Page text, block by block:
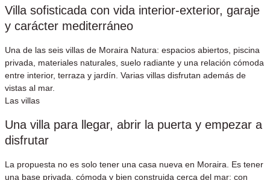
Villa sofisticada con vida interior-exterior, garaje
y carácter mediterráneo
Una de las seis villas de Moraira Natura: espacios abiertos, piscina
privada, materiales naturales, suelo radiante y una relación cómoda
entre interior, terraza y jardín. Varias villas disfrutan además de
vistas al mar.
Las villas
Una villa para llegar, abrir la puerta y empezar a
disfrutar
La propuesta no es solo tener una casa nueva en Moraira. Es tener
una base privada, cómoda y bien construida cerca del mar: con